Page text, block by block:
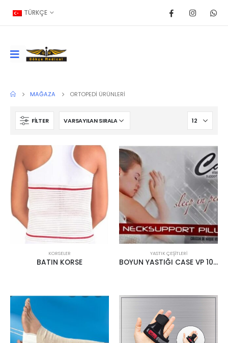
TÜRKÇE
MAĞAZA ORTOPEDI ÜRÜNLERI
FILTER
KORSELER
BATIN KORSE
YASTIK ÇEŞITLERI
BOYUN YASTIĞI CASE VP 1001